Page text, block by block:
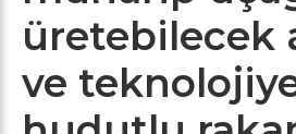
üretebilecek
ve